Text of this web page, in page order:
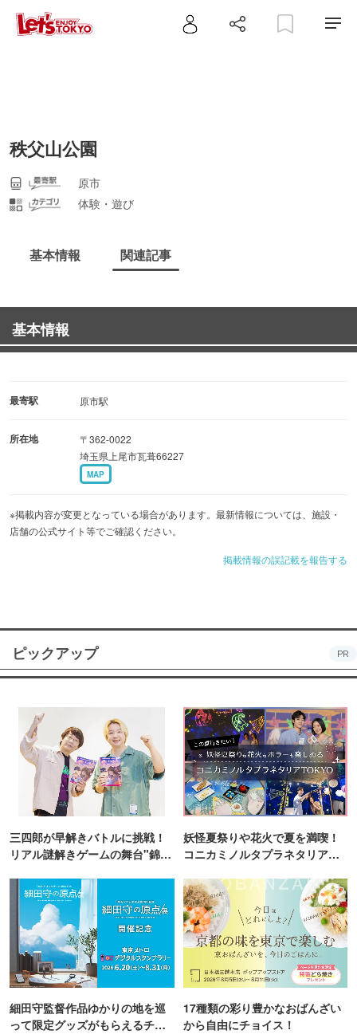
秩父山公園
原市
体験・遊び
基本情報 関連記事
基本情報
最寄駅 原市駅
所在地
〒362-0022
埼玉県上尾市瓦葺66227
MAP
※掲載内容が変更となっている場合があります。最新情報については、施設・
店舗の公式サイト等でご確認ください。
掲載情報の誤記載を報告する
ピックアップ PR
三四郎が早解きバトルに挑戦！
リアル謎解きゲームの舞台"錦糸
妖怪夏祭りや花火で夏を満喫！
コニカミノルタプラネタリア
細田守監督作品ゆかりの地を巡
って限定グッズがもらえるチャ
17種類の彩り豊かなおばんざい
から自由にチョイス！